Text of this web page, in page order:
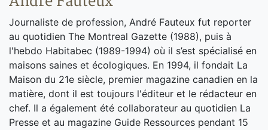
Journaliste de profession, André Fauteux fut reporter
au quotidien The Montreal Gazette (1988), puis à
l'hebdo Habitabec (1989-1994) où il s’est spécialisé en
maisons saines et écologiques. En 1994, il fondait La
Maison du 21e siècle, premier magazine canadien en la
matière, dont il est toujours l'éditeur et le rédacteur en
chef. Il a également été collaborateur au quotidien La
Presse et au magazine Guide Ressources pendant 15